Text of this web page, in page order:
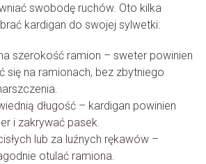
swobodę ruchów. Oto kilka
kardigan do swojej sylwetki:
szerokość ramion – sweter powinien
się na ramionach, bez zbytniego
długość – kardigan powinien
i zakrywać pasek.
lub za luźnych rękawów –
otulać ramiona.